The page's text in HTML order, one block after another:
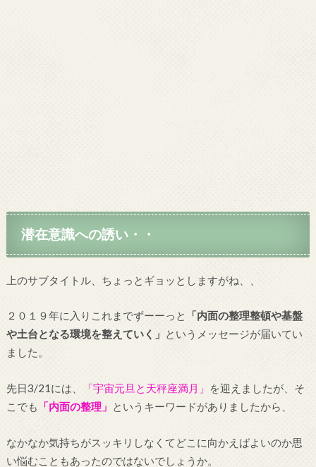
潜在意識への誘い・・
上のサブタイトル、ちょっとギョッとしますがね、、
２０１９年に入りこれまでずーーっと
「内面の整理整頓や基盤
や土台となる環境を整えていく」 というメッセージが届いてい
ました。
先日3/21には、 「宇宙元旦と天秤座満月」
を迎えましたが、そ
こでも
「内面の整理」 というキーワードがありましたから、
なかなか気持ちがスッキリしなくてどこに向かえばよいのか思
い悩むこともあったのではないでしょうか。